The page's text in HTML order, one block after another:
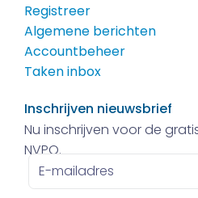
Registreer
Algemene berichten
Accountbeheer
Taken inbox
Inschrijven nieuwsbrief
Nu inschrijven voor de
NVPO.
E-
mailadres